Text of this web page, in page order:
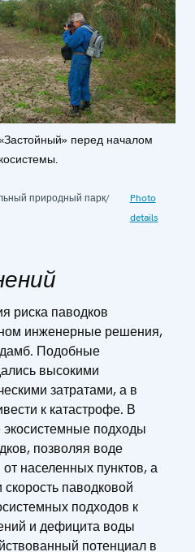
перед началом
природный парк/
Photo
details
риска паводков
инженерные решения,
дамб. Подобные
высокими
затратами, а в
к катастрофе. В
подходы
позволяя воде
населенных пунктов, а
паводковой
подходов к
и дефицита воды
потенциал в